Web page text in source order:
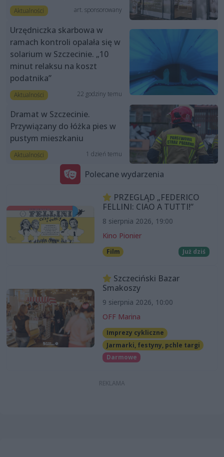
Aktualności art. sponsorowany
Urzędniczka skarbowa w
ramach kontroli opalała się w
solarium w Szczecinie. „10
minut relaksu na koszt
podatnika”
Aktualności 22 godziny temu
Dramat w Szczecinie.
Przywiązany do łóżka pies w
pustym mieszkaniu
Aktualności 1 dzień temu
Polecane wydarzenia
PRZEGLĄD „FEDERICO
FELLINI: CIAO A TUTTI!”
8 sierpnia 2026, 19:00
Kino Pionier
Film Już dziś
Szczeciński Bazar
Smakoszy
9 sierpnia 2026, 10:00
OFF Marina
Imprezy cykliczne
Jarmarki, festyny, pchle targi
Darmowe